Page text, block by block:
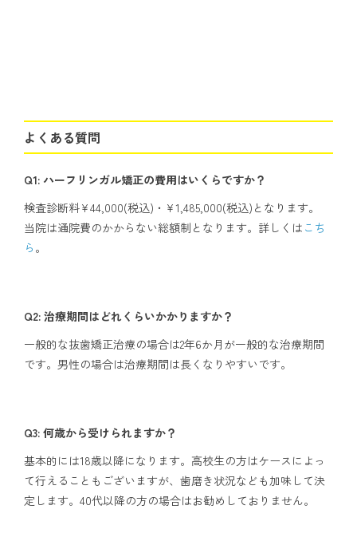
よくある質問
Q1: ハーフリンガル矯正の費用はいくらですか？
検査診断料¥44,000(税込)・¥1,485,000(税込)となります。
当院は通院費のかからない総額制となります。詳しくは こち
ら 。
Q2: 治療期間はどれくらいかかりますか？
一般的な抜歯矯正治療の場合は2年6か月が一般的な治療期間
です。男性の場合は治療期間は長くなりやすいです。
Q3: 何歳から受けられますか？
基本的には18歳以降になります。高校生の方はケースによっ
て行えることもございますが、歯磨き状況なども加味して決
定します。40代以降の方の場合はお勧めしておりません。